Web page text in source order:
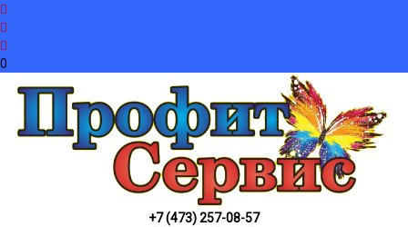
0
+7 (473) 257-08-57